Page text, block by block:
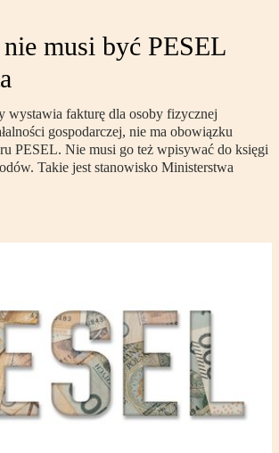
musi być PESEL
wystawia fakturę dla osoby fizycznej
gospodarczej, nie ma obowiązku
PESEL. Nie musi go też wpisywać do księgi
Takie jest stanowisko Ministerstwa